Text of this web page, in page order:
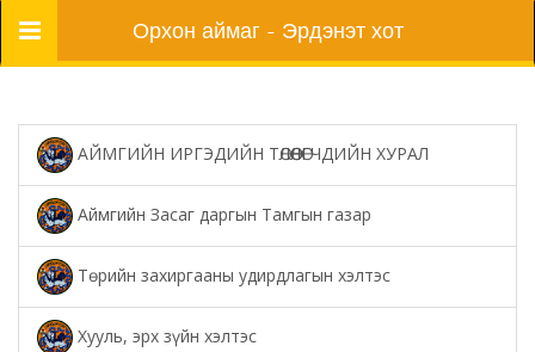
Цэс Орхон аймаг - Эрдэнэт хот
АЙМГИЙН ИРГЭДИЙН ТӨЛӨӨЛӨГЧДИЙН ХУРАЛ
Аймгийн Засаг даргын Тамгын газар
Төрийн захиргааны удирдлагын хэлтэс
Хууль, эрх зүйн хэлтэс